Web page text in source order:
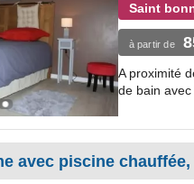
Saint
à partir de
A proximité
de bain avec
avec piscine